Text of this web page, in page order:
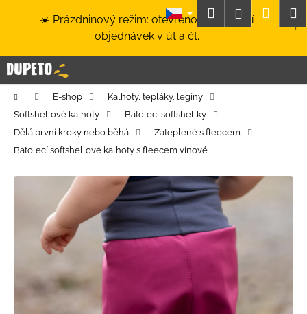
☀️ Prázdninový režim: otevřeno a odesílání
objednávek v út a čt.
HledatPřihlášení
Domů E-shop
Kalhoty, tepláky, legíny
Softshellové kalhoty
Batolecí softshellky
Dělá první kroky nebo běhá
Zateplené s fleecem
Batolecí softshellové kalhoty s fleecem vínové
í
k C
o
p
o
t
e
t
e